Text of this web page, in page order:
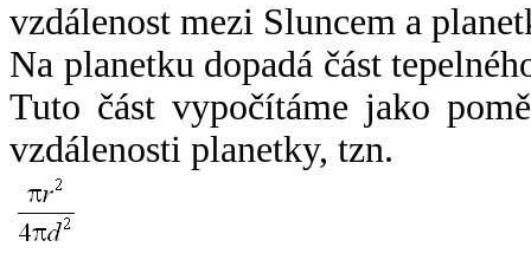
vzdálenost mezi Sluncem a
Na planetku dopadá část
Tuto část vypočítáme jako
vzdálenosti planetky, tzn.